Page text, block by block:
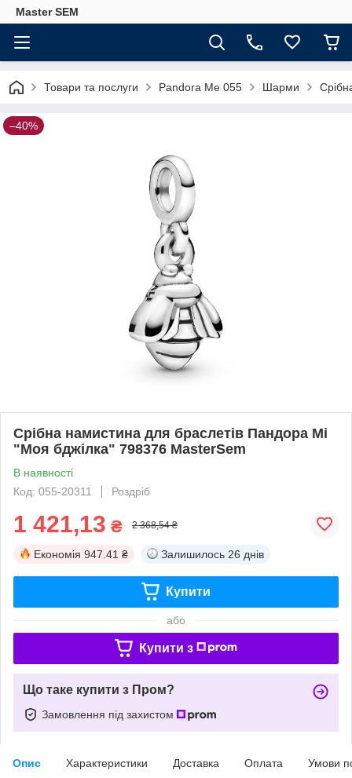
Master SEM
Товари та послуги Pandora Me 055 Шарми
–40%
Срібна намистина для браслетів Пандора Мі
"Моя бджілка" 798376 MasterSem
В наявності
Код: 055-20311
Роздріб
1 421,13 ₴ 2 368,54 ₴
Економія 947.41 ₴ Залишилось 26 днів
Купити
або
Купити з
Що таке купити з Пром?
Замовлення під захистом
Опис Характеристики Доставка Оплата Умови